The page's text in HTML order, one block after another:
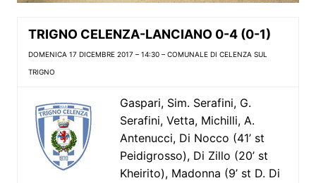
TRIGNO CELENZA-LANCIANO 0-4 (0-1)
DOMENICA 17 DICEMBRE 2017 – 14:30 – COMUNALE DI CELENZA SUL
TRIGNO
Gaspari, Sim. Serafini, G.
Serafini, Vetta, Michilli, A.
Antenucci, Di Nocco (41’ st
Peidigrosso), Di Zillo (20’ st
Kheirito), Madonna (9’ st D. Di